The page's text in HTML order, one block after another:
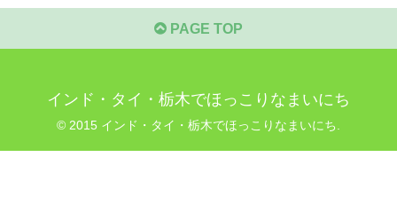
PAGE TOP
インド・タイ・栃木でほっこりなまいにち
© 2015 インド・タイ・栃木でほっこりなまいにち.